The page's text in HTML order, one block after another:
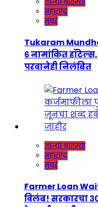
महाराष्ट्र
मुंबई
Tukaram
६ नामांकित
परवानेही निलंबित
ताज्या बातम्या
महाराष्ट्र
मुंबई
Farmer Loan
विलंब! सरकारचा